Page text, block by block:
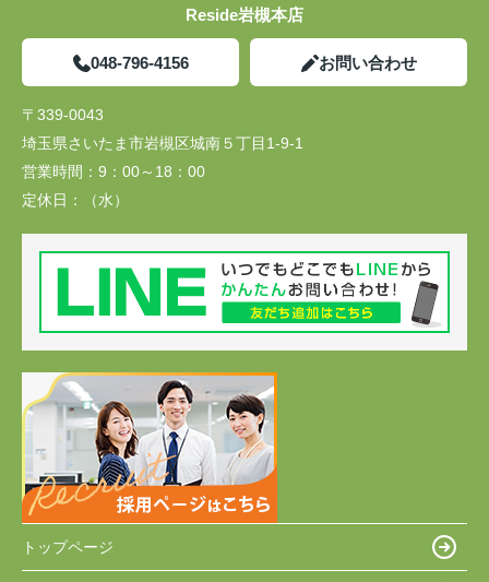
Reside岩槻本店
048-796-4156 お問い合わせ
〒339-0043
埼玉県さいたま市岩槻区城南５丁目1-9-1
営業時間： 9：00～18：00
定休日：
（水）
トップページ